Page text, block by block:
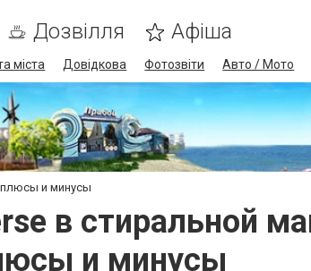
Дозвілля Афіша
міста Довідкова Фотозвіти Авто / Мото
и минусы
в стиральной
и минусы